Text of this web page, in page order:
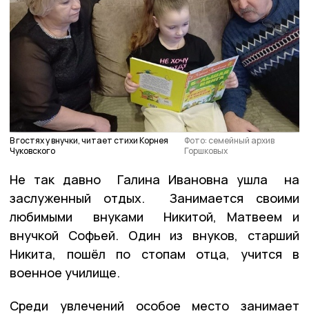
В гостях у внучки, читает стихи Корнея
Чуковского
Фото: семейный архив
Горшковых
Не так давно Галина Ивановна ушла на
заслуженный отдых. Занимается своими
любимыми внуками Никитой, Матвеем и
внучкой Софьей. Один из внуков, старший
Никита, пошёл по стопам отца, учится в
военное училище.
Среди увлечений особое место занимает